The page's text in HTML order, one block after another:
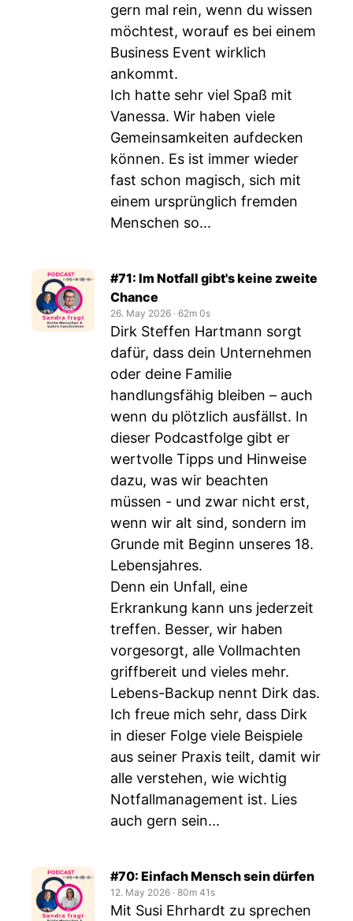
gern mal rein, wenn du wissen
möchtest, worauf es bei einem
Business Event wirklich
ankommt.
Ich hatte sehr viel Spaß mit
Vanessa. Wir haben viele
Gemeinsamkeiten aufdecken
können. Es ist immer wieder
fast schon magisch, sich mit
einem ursprünglich fremden
Menschen so...
#71: Im Notfall gibt's keine zweite
Chance
26. May 2026 ‧ 62m 0s
Dirk Steffen Hartmann sorgt
dafür, dass dein Unternehmen
oder deine Familie
handlungsfähig bleiben – auch
wenn du plötzlich ausfällst. In
dieser Podcastfolge gibt er
wertvolle Tipps und Hinweise
dazu, was wir beachten
müssen - und zwar nicht erst,
wenn wir alt sind, sondern im
Grunde mit Beginn unseres 18.
Lebensjahres.
Denn ein Unfall, eine
Erkrankung kann uns jederzeit
treffen. Besser, wir haben
vorgesorgt, alle Vollmachten
griffbereit und vieles mehr.
Lebens-Backup nennt Dirk das.
Ich freue mich sehr, dass Dirk
in dieser Folge viele Beispiele
aus seiner Praxis teilt, damit wir
alle verstehen, wie wichtig
Notfallmanagement ist. Lies
auch gern sein...
#70: Einfach Mensch sein dürfen
12. May 2026 ‧ 80m 41s
Mit Susi Ehrhardt zu sprechen